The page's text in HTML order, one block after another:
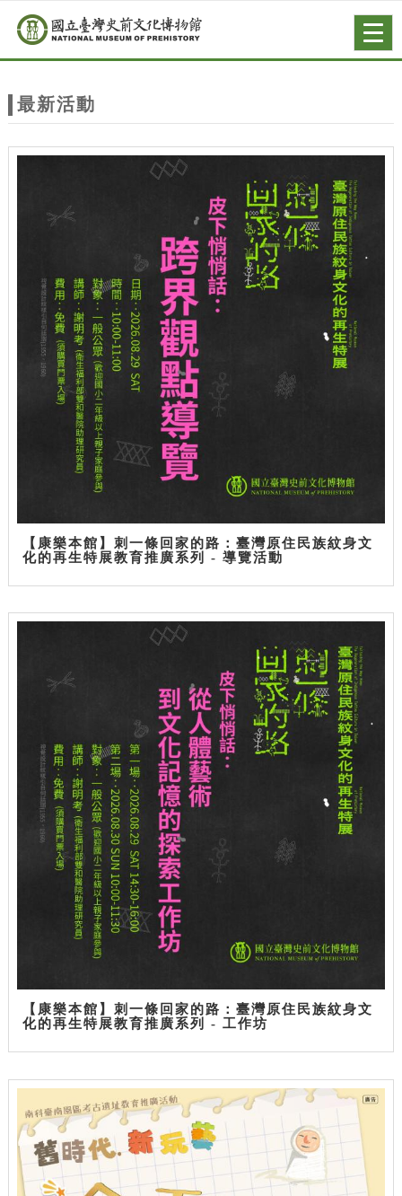
站
主
跳到主要內容
網站導覽
最新活動
【康樂本館】刺一條回家的路：臺灣原住民族紋身文
化的再生特展教育推廣系列 - 導覽活動
【康樂本館】刺一條回家的路：臺灣原住民族紋身文
化的再生特展教育推廣系列 - 工作坊